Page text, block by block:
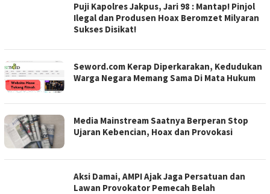
Puji Kapolres Jakpus, Jari 98 : Mantap! Pinjol
Ilegal dan Produsen Hoax Beromzet Milyaran
Sukses Disikat!
Seword.com Kerap Diperkarakan, Kedudukan
Warga Negara Memang Sama Di Mata Hukum
Media Mainstream Saatnya Berperan Stop
Ujaran Kebencian, Hoax dan Provokasi
Aksi Damai, AMPI Ajak Jaga Persatuan dan
Lawan Provokator Pemecah Belah